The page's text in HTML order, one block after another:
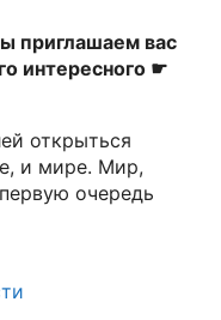
приглашаем вас
интересного ☛
открыться
и мире. Мир,
очередь